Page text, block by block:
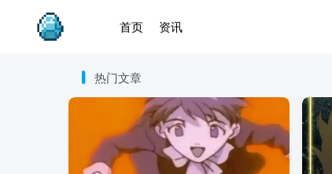
首页 资讯
热门文章